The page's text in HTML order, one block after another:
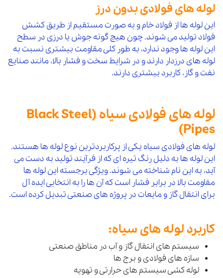
لوله های فولادی بدون درز
این لوله ها از فولاد خام و به صورت مستقیم از طریق کشش
فولاد تولید می شوند. چون هیچ گونه جوش یا درزی در سطح
این لوله ها وجود ندارد، به طور کلی مقاومت بیشتری نسبت به
لوله های درزدار دارند و در شرایط سخت و فشار بالا، مانند صنایع
نفت و گاز، کاربرد بیشتری دارند.
لوله های فولادی سیاه (Black Steel
Pipes)
لوله های فولادی سیاه یکی از پرکاربردترین نوع لوله ها هستند.
این لوله ها به دلیل رنگ تیره ای که از فرآیند تولید به دست می
آید، به این نام شناخته می شوند. ویژگی برجسته این لوله ها
مقاومت بالا در برابر فشار است که آن ها را به انتخابی ایده آل
برای انتقال گاز و مایعات در پروژه های صنعتی تبدیل کرده است.
کاربرد لوله های سیاه:
سیستم های انتقال گاز و آب در مناطق صنعتی
سازه های فولادی و برج ها
لوله کشی سیستم های حرارتی و تهویه